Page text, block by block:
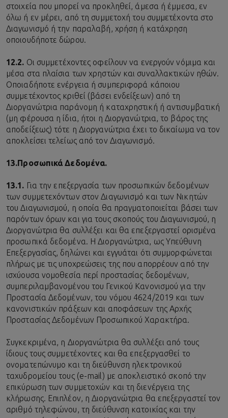
στοιχεία που μπορεί να προκληθεί, άμεσα ή έμμεσα, εν
όλω ή εν μέρει, από τη συμμετοχή του συμμετέχοντα στο
Διαγωνισμό ή την παραλαβή, χρήση ή κατάχρηση
οποιουδήποτε δώρου.
12.2. Οι συμμετέχοντες οφείλουν να ενεργούν νόμιμα και
μέσα στα πλαίσια των χρηστών και συναλλακτικών ηθών.
Οποιαδήποτε ενέργεια ή συμπεριφορά κάποιου
συμμετέχοντος κριθεί (βάσει ενδείξεων) από τη
Διοργανώτρια παράνομη ή καταχρηστική ή αντισυμβατική
(μη φέρουσα η ίδια, ήτοι η Διοργανώτρια, το βάρος της
αποδείξεως) τότε η Διοργανώτρια έχει το δικαίωμα να τον
αποκλείσει τελείως από τον Διαγωνισμό.
13.Προσωπικά Δεδομένα.
13.1. Για την επεξεργασία των προσωπικών δεδομένων
των συμμετεχόντων στον Διαγωνισμό και των Νικητών
του Διαγωνισμού, η οποία θα πραγματοποιείται βάσει των
παρόντων όρων και για τους σκοπούς του Διαγωνισμού, η
Διοργανώτρια θα συλλέξει και θα επεξεργαστεί ορισμένα
προσωπικά δεδομένα. Η Διοργανώτρια, ως Υπεύθυνη
Επεξεργασίας, δηλώνει και εγγυάται ότι συμμορφώνεται
πλήρως με τις υποχρεώσεις της που απορρέουν από την
ισχύουσα νομοθεσία περί προστασίας δεδομένων,
συμπεριλαμβανομένου του Γενικού Κανονισμού για την
Προστασία Δεδομένων, του νόμου 4624/2019 και των
κανονιστικών πράξεων και αποφάσεων της Αρχής
Προστασίας Δεδομένων Προσωπικού Χαρακτήρα.
Συγκεκριμένα, η Διοργανώτρια θα συλλέξει από τους
ίδιους τους συμμετέχοντες και θα επεξεργασθεί το
ονοματεπώνυμο και τη διεύθυνση ηλεκτρονικού
ταχυδρομείου τους (e-mail) με αποκλειστικό σκοπό την
επικύρωση των συμμετοχών και τη διενέργεια της
κλήρωσης. Επιπλέον, η Διοργανώτρια θα επεξεργαστεί τον
αριθμό τηλεφώνου, τη διεύθυνση κατοικίας και την